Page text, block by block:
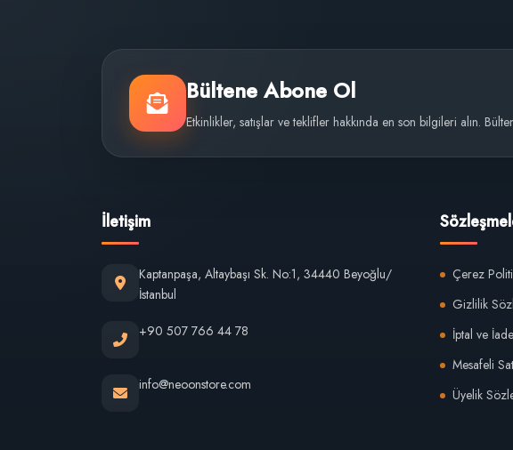
Bültene Abone Ol
Etkinlikler, satışlar ve teklifler hakkında en son bilgileri alın.
İletişim
Kaptanpaşa, Altaybaşı Sk. No:1, 34440 Beyoğlu/
İstanbul
+90 507 766 44 78
info@neoonstore.com
Çerez
Gizlilik
İptal ve
Mesafeli
Üyelik